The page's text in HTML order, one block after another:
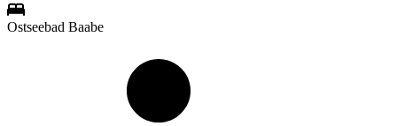
Ostseebad Baabe